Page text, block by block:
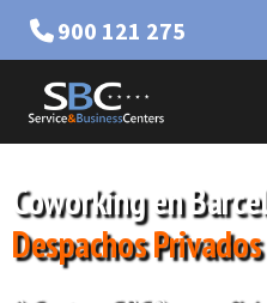
900 121 275
Coworking en
Despachos Privados